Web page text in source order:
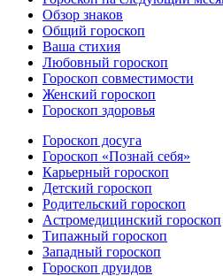
Обзор знаков
Общий гороскоп
Ваша стихия
Любовный гороскоп
Гороскоп совместимости
Женский гороскоп
Гороскоп здоровья
Гороскоп досуга
Гороскоп «Познай себя»
Карьерный гороскоп
Детский гороскоп
Родительский гороскоп
Астромедицинский гороскоп
Типажный гороскоп
Западный гороскоп
Гороскоп друидов